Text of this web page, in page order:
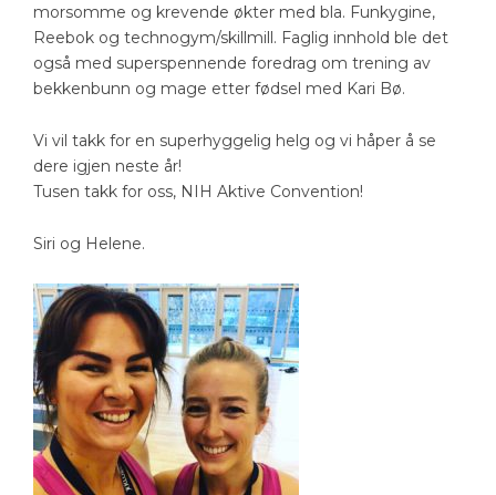
morsomme og krevende økter med bla. Funkygine,
Reebok og technogym/skillmill. Faglig innhold ble det
også med superspennende foredrag om trening av
bekkenbunn og mage etter fødsel med Kari Bø.
Vi vil takk for en superhyggelig helg og vi håper å se
dere igjen neste år!
Tusen takk for oss, NIH Aktive Convention!
Siri og Helene.